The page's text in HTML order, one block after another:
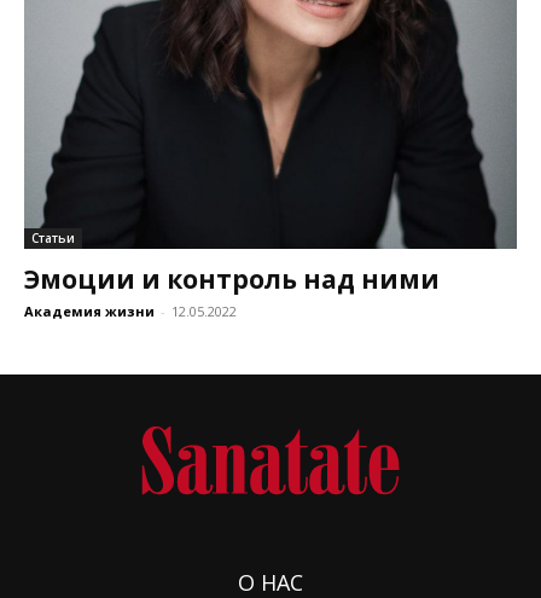
Статьи
Эмоции и контроль над ними
Академия жизни - 12.05.2022
О НАС